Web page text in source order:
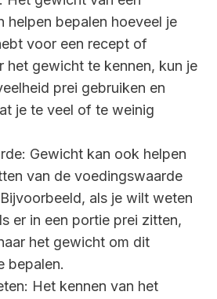
helpen bepalen hoeveel je
voor een recept of
het gewicht te kennen, kun je
prei gebruiken en
je te veel of te weinig
Gewicht kan ook helpen
van de voedingswaarde
als je wilt weten
er in een portie prei zitten,
het gewicht om dit
bepalen.
Het kennen van het